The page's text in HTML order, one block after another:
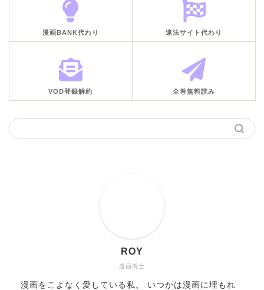
漫画BANK代わり 違法サイト代わり
VOD登録解約 全巻無料読み
漫画博士
ROY
漫画をこよなく愛している私。 いつかは漫画に埋もれ